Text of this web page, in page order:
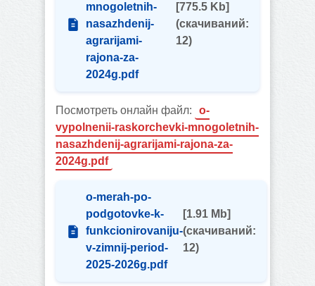
mnogoletnih-
nasazhdenij-
agrarijami-
rajona-za-
2024g.pdf
[775.5 Kb]
(cкачиваний:
12)
Посмотреть онлайн файл:
o-
vypolnenii-raskorchevki-mnogoletnih-
nasazhdenij-agrarijami-rajona-za-
2024g.pdf
o-merah-po-
podgotovke-k-
funkcionirovaniju-
v-zimnij-period-
2025-2026g.pdf
[1.91 Mb]
(cкачиваний:
12)